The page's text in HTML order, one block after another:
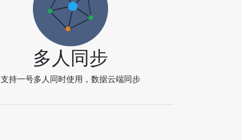
多人同步
支持一号多人同时使用，数据云端同步